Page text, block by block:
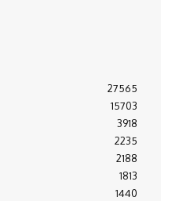
27565
15703
3918
2235
2188
1813
1440